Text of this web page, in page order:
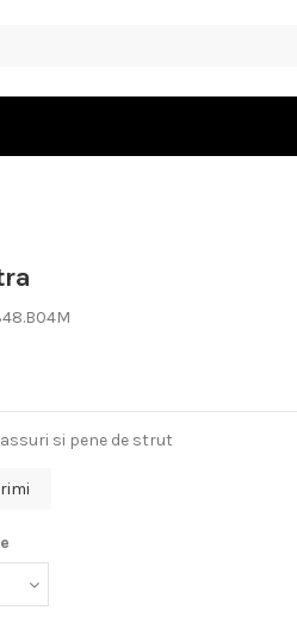
si pene de strut